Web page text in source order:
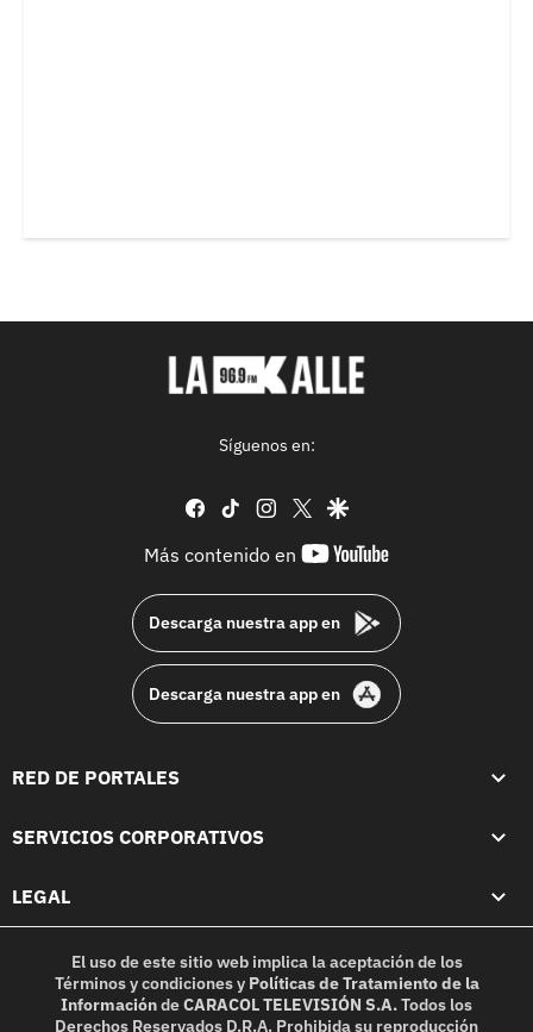
Síguenos en:
facebook
tiktok instagram
twittergoogle
Más contenido en
youtube-
Descarga nuestra app en
Descarga nuestra app en
RED DE PORTALES
SERVICIOS CORPORATIVOS
LEGAL
El uso de este sitio web implica la aceptación de los
Términos y condicionesy Políticas de Tratamiento de la
InformacióndeCARACOL TELEVISIÓN S.A.Todos los
Derechos Reservados D.R.A. Prohibida su reproducción